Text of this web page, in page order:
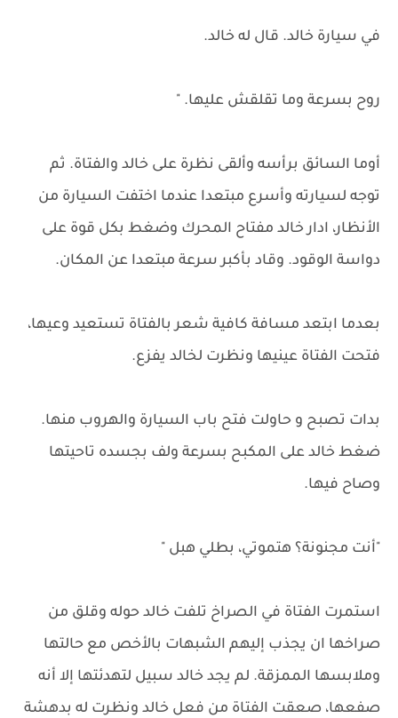
في سيارة خالد. قال له خالد.
روح بسرعة وما تقلقش عليها. "
أوما السائق برأسه وألقى نظرة على خالد والفتاة. ثم
توجه لسيارته وأسرع مبتعدا عندما اختفت السيارة من
الأنظار، ادار خالد مفتاح المحرك وضغط بكل قوة على
دواسة الوقود. وقاد بأكبر سرعة مبتعدا عن المكان.
بعدما ابتعد مسافة كافية شعر بالفتاة تستعيد وعيها،
فتحت الفتاة عينيها ونظرت لخالد يفزع.
بدات تصبح و حاولت فتح باب السيارة والهروب منها.
ضغط خالد على المكبح بسرعة ولف بجسده تاحيتها
وصاح فيها.
"أنت مجنونة؟ هتموتي، بطلي هبل "
استمرت الفتاة في الصراخ تلفت خالد حوله وقلق من
صراخها ان يجذب إليهم الشبهات بالأخص مع حالتها
وملابسها الممزقة. لم يجد خالد سبيل لتهدئتها إلا أنه
صفعها، صعقت الفتاة من فعل خالد ونظرت له بدهشة